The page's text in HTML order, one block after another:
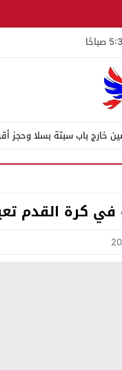
خارج باب سبتة بسلا وحجز
في كرة القدم